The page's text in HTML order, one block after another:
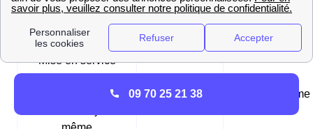
réalisée le jour
même
Mise en service
urgente pour un
ancien compteur,
180,56€ Le jour même
09 70 25 21 38